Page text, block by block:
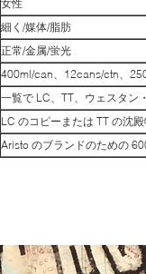
女性
細く/媒体/脂肪
正常/金属/蛍光
400ml/can、12cans/ctn、
一覧で LC、TT、ウェスタン
LC のコピーまたは TT の沈
Aristo のブランドのための